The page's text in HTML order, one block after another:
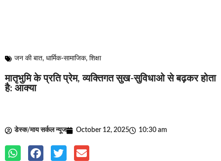
जन की बात, धार्मिक-सामाजिक, शिक्षा
मातृभुमि के प्रति प्रेम, व्यक्तिगत सुख-सुविधाओ से बढ़कर होता
है: आक्या
डेस्क/माय सर्कल न्यूज October 12, 2025 10:30 am